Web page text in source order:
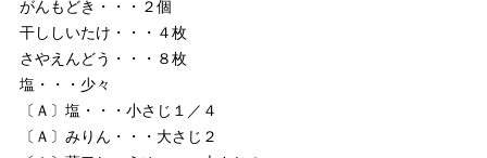
がんもどき・・・２個
干ししいたけ・・・４枚
さやえんどう・・・８枚
塩・・・少々
〔Ａ〕塩・・・小さじ１／４
〔Ａ〕みりん・・・大さじ２